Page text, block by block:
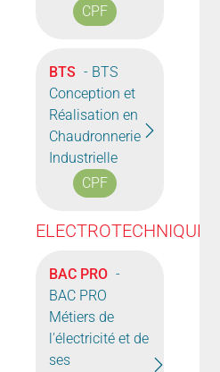
CPF
BTS - BTS
Conception et
Réalisation en
Chaudronnerie
Industrielle
CPF
ELECTROTECHNIQUE
BAC PRO -
BAC PRO
Métiers de
l'électricité et de
ses